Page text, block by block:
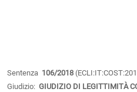
Sentenza 106/2018
Giudizio: GIUDIZIO DI LEGITTIMITÀ